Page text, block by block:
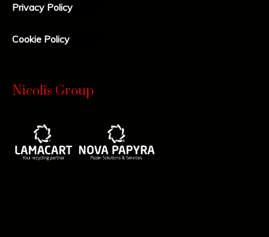
Privacy Policy
Cookie Policy
Nicolis Group